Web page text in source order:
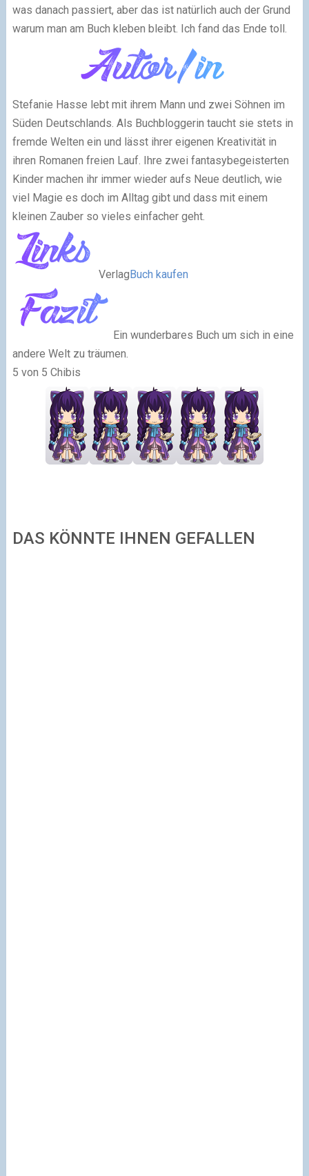
was danach passiert, aber das ist natürlich auch der Grund
warum man am Buch kleben bleibt. Ich fand das Ende toll.
Stefanie Hasse lebt mit ihrem Mann und zwei Söhnen im
Süden Deutschlands. Als Buchbloggerin taucht sie stets in
fremde Welten ein und lässt ihrer eigenen Kreativität in
ihren Romanen freien Lauf. Ihre zwei fantasybegeisterten
Kinder machen ihr immer wieder aufs Neue deutlich, wie
viel Magie es doch im Alltag gibt und dass mit einem
kleinen Zauber so vieles einfacher geht.
Verlag Buch kaufen
Ein wunderbares Buch um sich in eine
andere Welt zu träumen.
5 von 5 Chibis
DAS KÖNNTE IHNEN GEFALLEN